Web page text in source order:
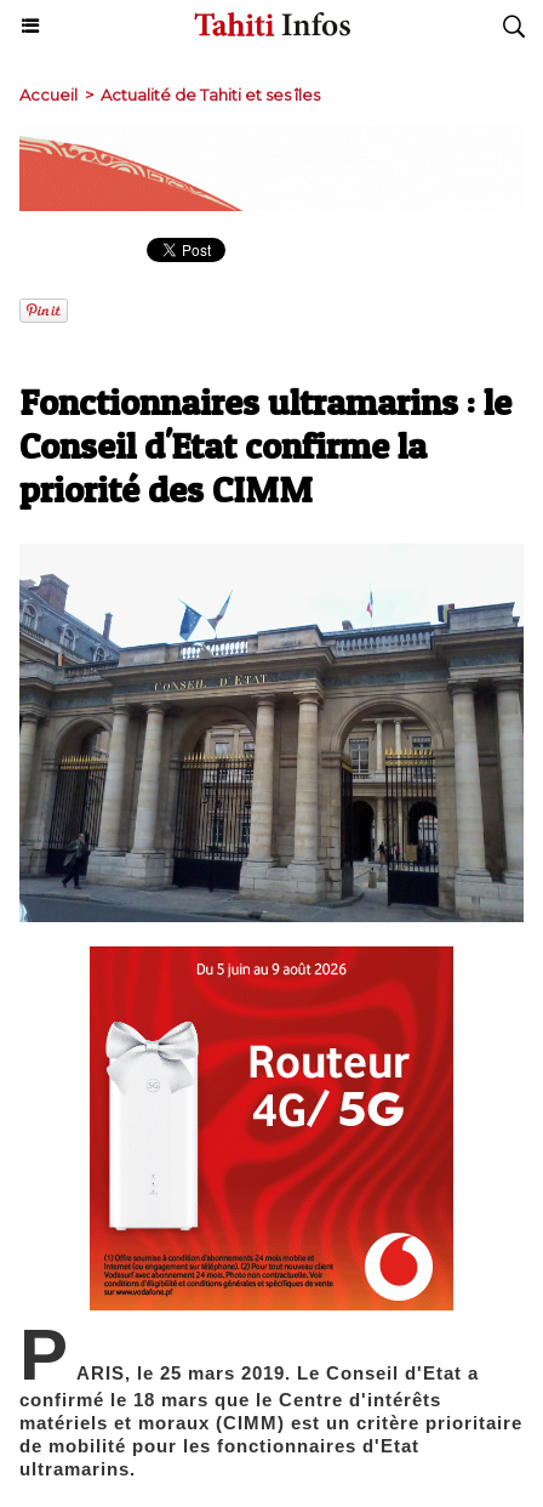
Accueil > Actualité de Tahiti et ses îles
Fonctionnaires ultramarins : le
Conseil d'Etat confirme la
priorité des CIMM
P ARIS, le 25 mars 2019. Le Conseil d'Etat a
confirmé le 18 mars que le Centre d'intérêts
matériels et moraux (CIMM) est un critère prioritaire
de mobilité pour les fonctionnaires d'Etat
ultramarins.